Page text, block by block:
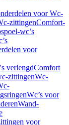
voor Wc-
zittingenComfort-
wc’s
voor
verlengdComfort
zittingenWc-
Wc’s voor
Wand-
voor